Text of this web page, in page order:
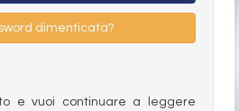
dimenticata?
e vuoi continuare a leggere